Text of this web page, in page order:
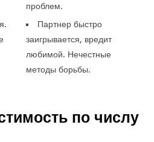
проблем.
Партнер быстро
заигрывается, вредит
любимой. Нечестные
методы борьбы.
по числу